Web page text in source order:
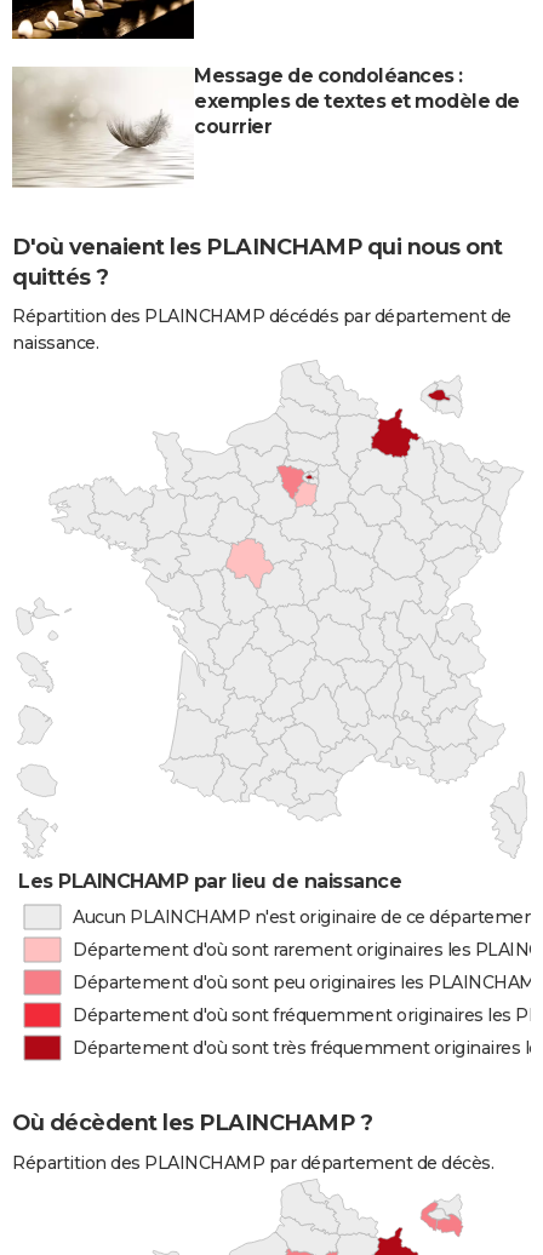
Message de condoléances :
exemples de textes et modèle de
courrier
D'où venaient les PLAINCHAMP qui nous ont
quittés ?
Répartition des PLAINCHAMP décédés par département de
naissance.
Les PLAINCHAMP par lieu de naissance
Aucun PLAINCHAMP n'est originaire de ce département
Département d'où sont rarement originaires les
Département d'où sont peu originaires les
Département d'où sont fréquemment originaires les
Département d'où sont très fréquemment originaires
Où décèdent les PLAINCHAMP ?
Répartition des PLAINCHAMP par département de décès.